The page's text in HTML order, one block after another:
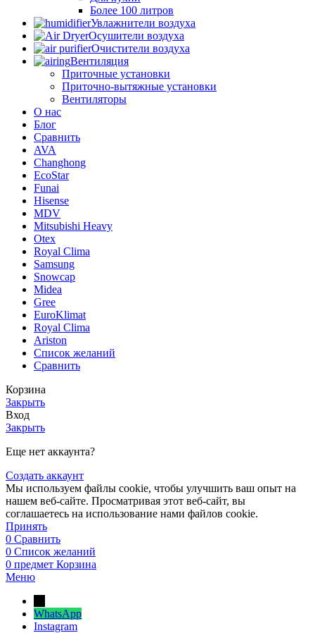
Более 100 литров
Увлажнители воздуха
Осушители воздуха
Очистители воздуха
Вентиляция
Приточные установки
Приточно-вытяжные установки
Вентиляторы
О нас
Блог
Сравнить
AVA
Changhong
EcoStar
Funai
Hisense
MDV
Mitsubishi Heavy
Otex
Royal Clima
Samsung
Snowcap
Midea
Gree
EuroKlimat
Royal Clima
Ariston
Список желаний
Сравнить
Корзина
Закрыть
Вход
Закрыть
Еще нет аккаунта?
Создать аккаунт
Мы используем файлы cookie, чтобы улучшить ваш опыт на
нашем веб-сайте. Просматривая этот веб-сайт, вы
соглашаетесь на использование нами файлов cookie.
Принять
0 Сравнить
0 Список желаний
0 предмет Корзина
Меню
WhatsApp
Instagram